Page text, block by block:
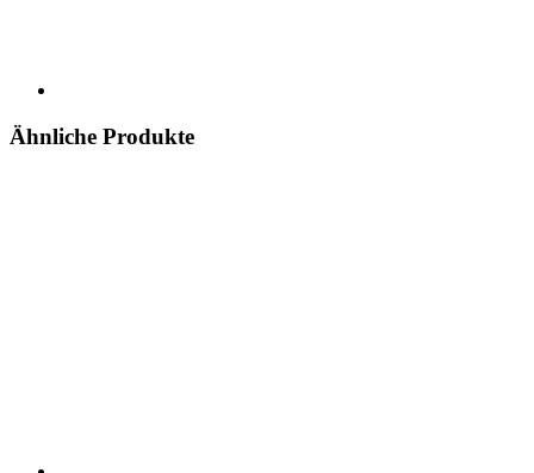
Ähnliche Produkte